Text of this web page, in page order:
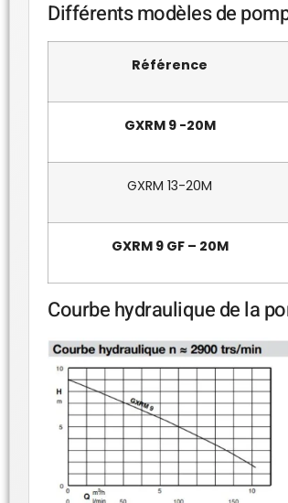
Différents modèles de
Référence
GXRM 9 -20M
GXRM 13-20M
GXRM 9 GF – 20M
Courbe hydraulique de la